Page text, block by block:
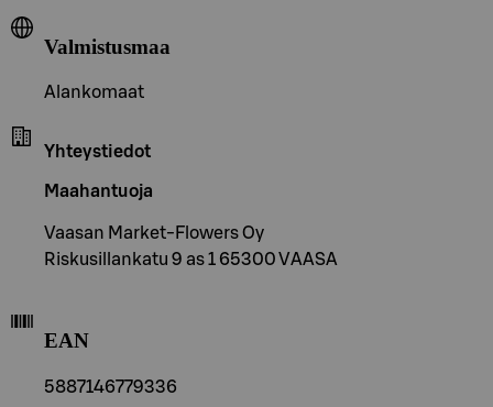
Valmistusmaa
Alankomaat
Yhteystiedot
Maahantuoja
Vaasan Market-Flowers Oy
Riskusillankatu 9 as 1 65300 VAASA
EAN
5887146779336